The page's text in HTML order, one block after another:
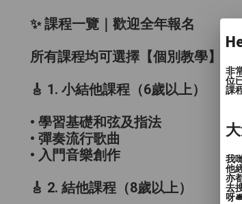
✨ 課程一覽｜歡迎全年報名
所有課程均可選擇【個別教學】或
🎸 1. 小結他課程（6歲以上）
• 學習基礎和弦及指法
• 彈奏流行歌曲
• 入門音樂創作
🎸 2. 結他課程（8歲以上）
非
位
課
我
他
亦
去
呀🛎️